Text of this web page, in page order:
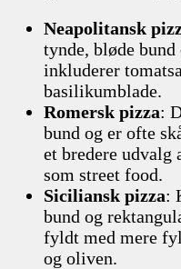
Neapolitansk
tynde, bløde
inkluderer
basilikumblade.
Romersk pizza:
bund og er ofte
et bredere
som street food.
Siciliansk pizza:
bund og
fyldt med mere
og oliven.